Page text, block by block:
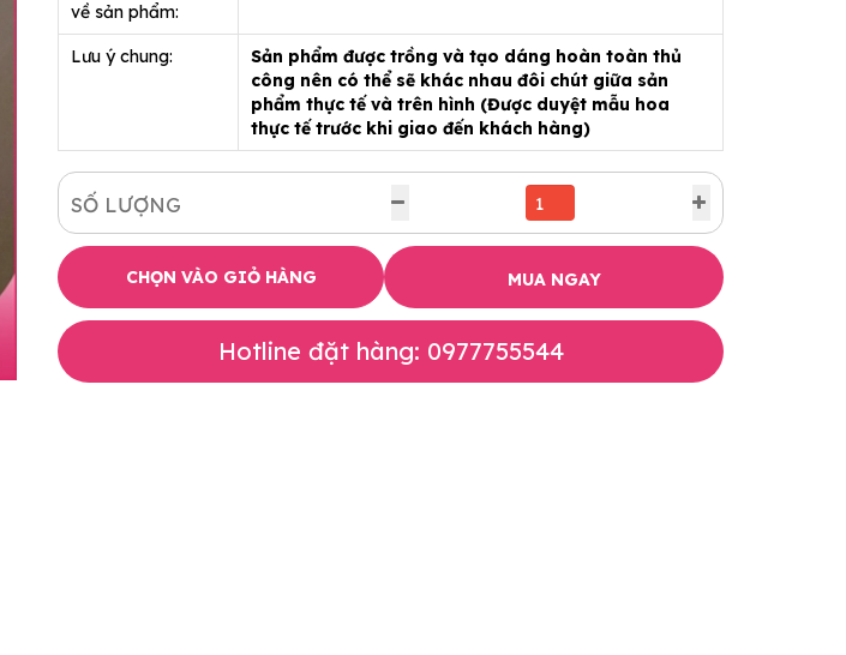
về sản phẩm:
Lưu ý chung:
Sản phẩm được trồng và tạo dáng hoàn toàn thủ
công nên có thể sẽ khác nhau đôi chút giữa sản
phẩm thực tế và trên hình (Được duyệt mẫu hoa
thực tế trước khi giao đến khách hàng)
SỐ LƯỢNG
CHỌN VÀO GIỎ HÀNG MUA NGAY
Hotline đặt hàng: 0977755544